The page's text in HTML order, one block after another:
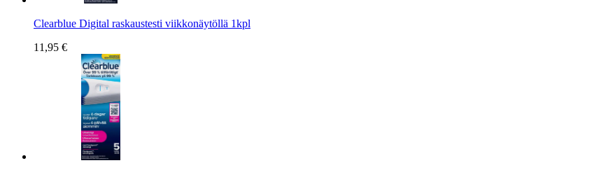
Clearblue Digital raskaustesti viikkonäytöllä 1kpl
11,95 €